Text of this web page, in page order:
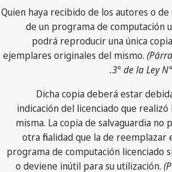
Quien haya recibido de los autores o
de un programa de computación
podrá reproducir una única
ejemplares originales del mismo.
3° de la Ley
Dicha copia deberá estar
indicación del licenciado que
misma. La copia de salvaguardia no
otra finalidad que la de
programa de computación licenciado
o deviene inútil para su utilización.